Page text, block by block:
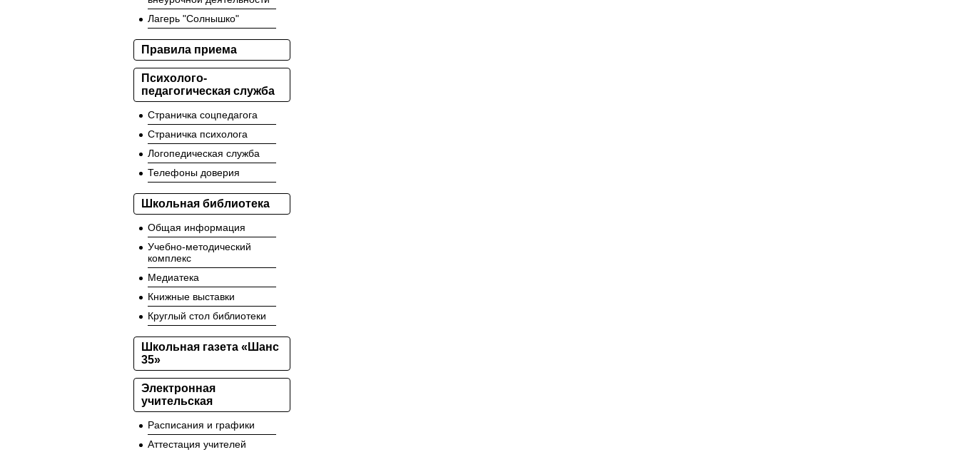
Лагерь "Солнышко"
Правила приема
Психолого-
педагогическая служба
Страничка соцпедагога
Страничка психолога
Логопедическая служба
Телефоны доверия
Школьная библиотека
Общая информация
Учебно-методический
комплекс
Медиатека
Книжные выставки
Круглый стол библиотеки
Школьная газета «Шанс
35»
Электронная
учительская
Расписания и графики
Аттестация учителей